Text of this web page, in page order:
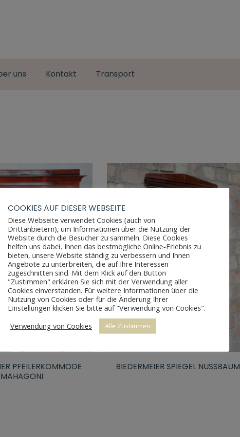
uns Kontakt Transport
PFEILERKOMMODE
MAHAGONI
BIEDERMEIER SPIEGEL NUSSBAUM
COOKIES AUF DIESER WEBSEITE
Diese Webseite verwendet Cookies (auch von
Drittanbietern), um Informationen über die Nutzung der
Website durch die Besucher zu sammeln. Diese Cookies
helfen uns dabei, Ihnen das bestmögliche Online-Erlebnis zu
bieten, unsere Website ständig zu verbessern und Ihnen
Angebote zu unterbreiten, die auf Ihre Interessen
zugeschnitten sind. Mit dem Klick auf den Button
"Zustimmen" erklären Sie sich mit der Verwendung aller
Cookies einverstanden. Für weitere Informationen über die
Nutzung von Cookies oder für die Änderung Ihrer
Einstellungen klicken Sie bitte auf "Verwendung von Cookies".
Verwendung von Cookies
Alle Zustimmen